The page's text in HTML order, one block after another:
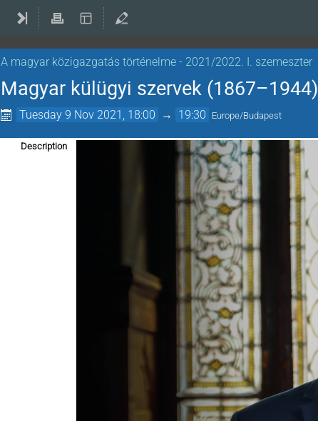
A magyar közigazgatás történelme - 2021/2022. I. szemeszter
Magyar külügyi szervek (1867–1944)
Tuesday 9 Nov 2021, 18:00 → 19:30 Europe/Budapest
Description